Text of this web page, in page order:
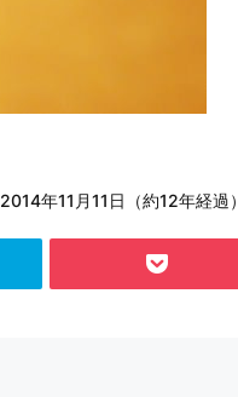
2014年11月11日（約12年経過）